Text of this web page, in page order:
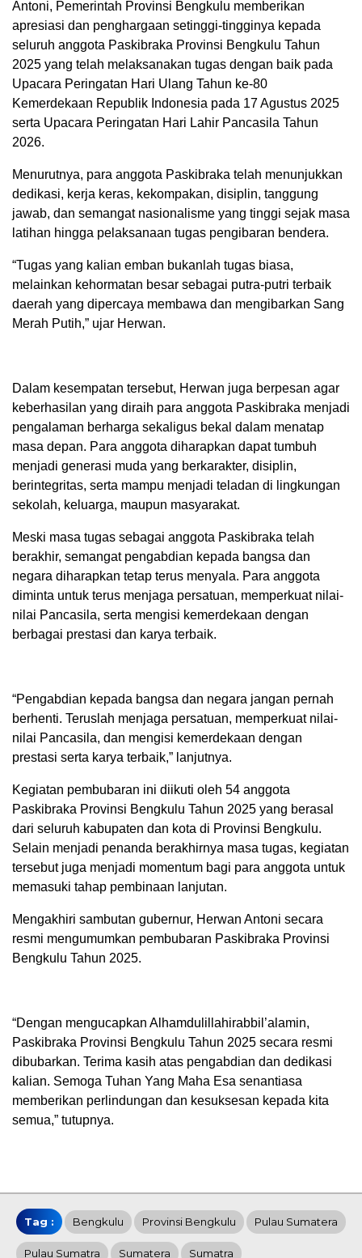
Antoni, Pemerintah Provinsi Bengkulu memberikan
apresiasi dan penghargaan setinggi-tingginya kepada
seluruh anggota Paskibraka Provinsi Bengkulu Tahun
2025 yang telah melaksanakan tugas dengan baik pada
Upacara Peringatan Hari Ulang Tahun ke-80
Kemerdekaan Republik Indonesia pada 17 Agustus 2025
serta Upacara Peringatan Hari Lahir Pancasila Tahun
2026.
Menurutnya, para anggota Paskibraka telah menunjukkan
dedikasi, kerja keras, kekompakan, disiplin, tanggung
jawab, dan semangat nasionalisme yang tinggi sejak masa
latihan hingga pelaksanaan tugas pengibaran bendera.
“Tugas yang kalian emban bukanlah tugas biasa,
melainkan kehormatan besar sebagai putra-putri terbaik
daerah yang dipercaya membawa dan mengibarkan Sang
Merah Putih,” ujar Herwan.
Dalam kesempatan tersebut, Herwan juga berpesan agar
keberhasilan yang diraih para anggota Paskibraka menjadi
pengalaman berharga sekaligus bekal dalam menatap
masa depan. Para anggota diharapkan dapat tumbuh
menjadi generasi muda yang berkarakter, disiplin,
berintegritas, serta mampu menjadi teladan di lingkungan
sekolah, keluarga, maupun masyarakat.
Meski masa tugas sebagai anggota Paskibraka telah
berakhir, semangat pengabdian kepada bangsa dan
negara diharapkan tetap terus menyala. Para anggota
diminta untuk terus menjaga persatuan, memperkuat nilai-
nilai Pancasila, serta mengisi kemerdekaan dengan
berbagai prestasi dan karya terbaik.
“Pengabdian kepada bangsa dan negara jangan pernah
berhenti. Teruslah menjaga persatuan, memperkuat nilai-
nilai Pancasila, dan mengisi kemerdekaan dengan
prestasi serta karya terbaik,” lanjutnya.
Kegiatan pembubaran ini diikuti oleh 54 anggota
Paskibraka Provinsi Bengkulu Tahun 2025 yang berasal
dari seluruh kabupaten dan kota di Provinsi Bengkulu.
Selain menjadi penanda berakhirnya masa tugas, kegiatan
tersebut juga menjadi momentum bagi para anggota untuk
memasuki tahap pembinaan lanjutan.
Mengakhiri sambutan gubernur, Herwan Antoni secara
resmi mengumumkan pembubaran Paskibraka Provinsi
Bengkulu Tahun 2025.
“Dengan mengucapkan Alhamdulillahirabbil’alamin,
Paskibraka Provinsi Bengkulu Tahun 2025 secara resmi
dibubarkan. Terima kasih atas pengabdian dan dedikasi
kalian. Semoga Tuhan Yang Maha Esa senantiasa
memberikan perlindungan dan kesuksesan kepada kita
semua,” tutupnya.
Tag : Bengkulu Provinsi Bengkulu Pulau Sumatera
Pulau Sumatra Sumatera Sumatra